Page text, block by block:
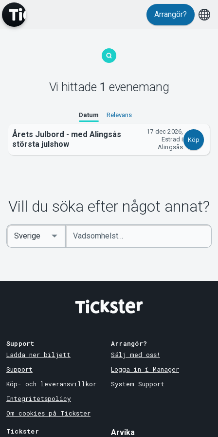
Arrangör?
Vi hittade 1 evenemang
Datum Relevans
Årets Julbord - med Alingsås
största julshow
17 dec 2026,
Estrad i
Alingsås
Köp
Vill du söka efter något annat?
Ange
sökord
Select
Country
Support
Ladda ner biljett
Support
Köp- och leveransvillkor
Integritetspolicy
Om cookies på Tickster
Arrangör?
Sälj med oss!
Logga in i Manager
System Support
Tickster Arvika